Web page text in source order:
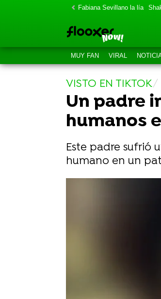
Fabiana Sevillano la lía
MUY FAN VIRAL
VISTO EN TIKTOK
Un padre
humanos
Este padre sufrió
humano en un
Intenta imitar a 'La